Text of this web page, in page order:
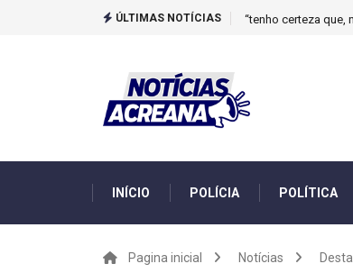
ÚLTIMAS NOTÍCIAS “tenho certeza que,
INÍCIO POLÍCIA POLÍTICA
Pagina inicial Notícias